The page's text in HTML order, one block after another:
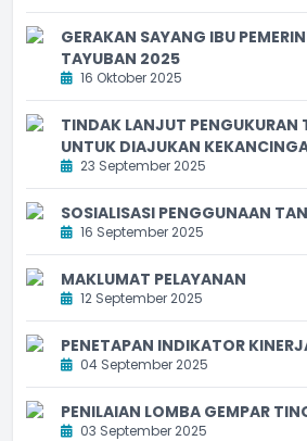
GERAKAN SAYANG IBU
TAYUBAN 2025
16 Oktober 2025
TINDAK LANJUT PENGUKURAN
UNTUK DIAJUKAN
23 September 2025
SOSIALISASI PENGGUNAAN
16 September 2025
MAKLUMAT PELAYANAN
12 September 2025
PENETAPAN INDIKATOR
04 September 2025
PENILAIAN LOMBA GEMPAR
03 September 2025